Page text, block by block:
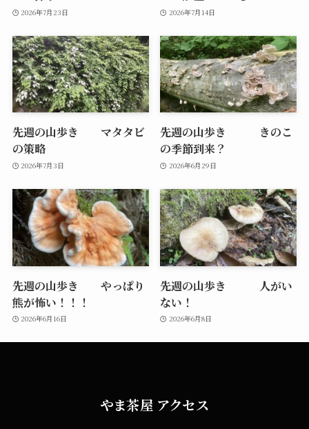
2026年7月23日 2026年7月14日
先週の山歩き マタタビ
の策略
2026年7月3日
先週の山歩き きのこ
の季節到来？
2026年6月29日
先週の山歩き やっぱり
熊が怖い！！！
2026年6月16日
先週の山歩き 人がい
ない！
2026年6月8日
やま茶屋 アクセス